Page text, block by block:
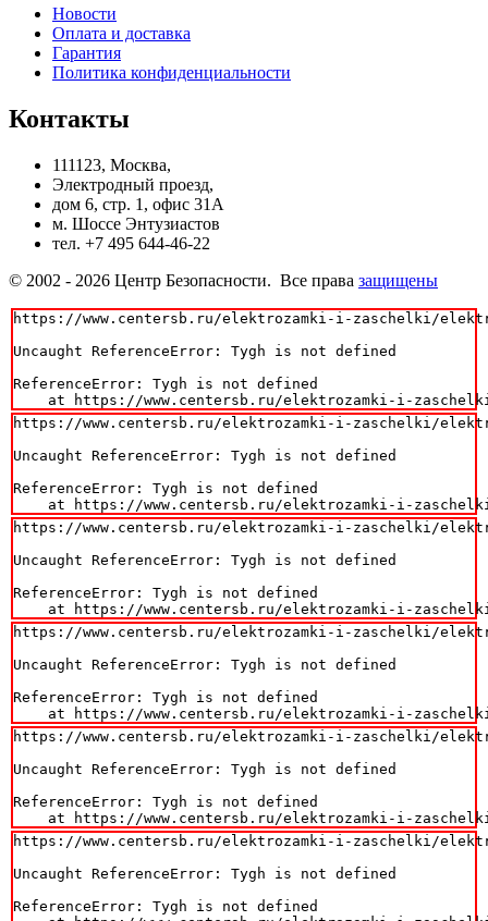
Новости
Оплата и доставка
Гарантия
Политика конфиденциальности
Контакты
111123, Москва,
Электродный проезд,
дом 6, стр. 1, офис 31А
м. Шоссе Энтузиастов
тел. +7 495 644-46-22
© 2002 - 2026 Центр Безопасности. Все права защищены
https://www.centersb.ru/elektrozamki-i-zaschelki/
Uncaught ReferenceError: Tygh is not defined
ReferenceError: Tygh is not defined
at https://www.centersb.ru/elektrozamki-i-
https://www.centersb.ru/elektrozamki-i-zaschelki/
Uncaught ReferenceError: Tygh is not defined
ReferenceError: Tygh is not defined
at https://www.centersb.ru/elektrozamki-i-
https://www.centersb.ru/elektrozamki-i-zaschelki/
Uncaught ReferenceError: Tygh is not defined
ReferenceError: Tygh is not defined
at https://www.centersb.ru/elektrozamki-i-
https://www.centersb.ru/elektrozamki-i-zaschelki/
Uncaught ReferenceError: Tygh is not defined
ReferenceError: Tygh is not defined
at https://www.centersb.ru/elektrozamki-i-
https://www.centersb.ru/elektrozamki-i-zaschelki/
Uncaught ReferenceError: Tygh is not defined
ReferenceError: Tygh is not defined
at https://www.centersb.ru/elektrozamki-i-
https://www.centersb.ru/elektrozamki-i-zaschelki/
Uncaught ReferenceError: Tygh is not defined
ReferenceError: Tygh is not defined